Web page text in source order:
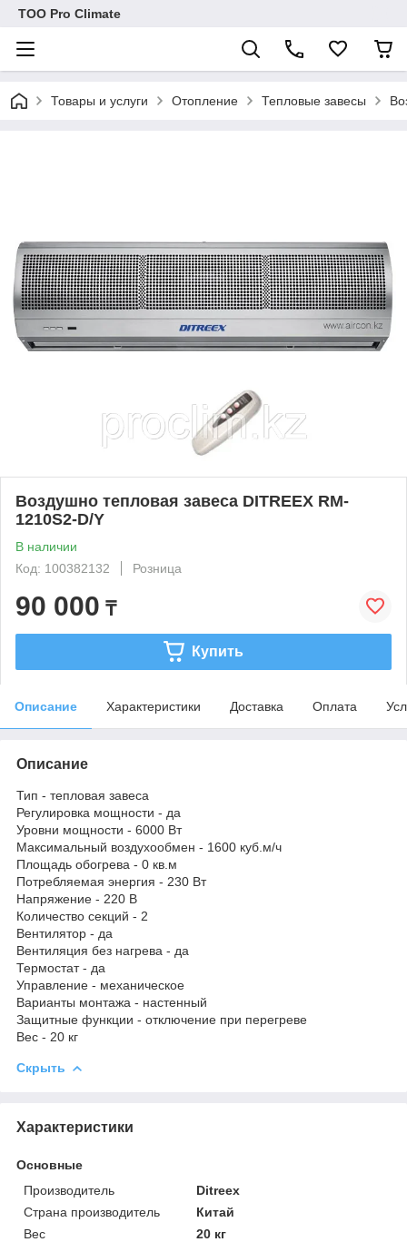
ТОО Pro Climate
Товары и услуги Отопление Тепловые завесы
Воздушно тепловая завеса DITREEX RM-
1210S2-D/Y
В наличии
Код: 100382132
Розница
90 000 ₸
Купить
Описание Характеристики Доставка Оплата
Описание
Тип - тепловая завеса
Регулировка мощности - да
Уровни мощности - 6000 Вт
Максимальный воздухообмен - 1600 куб.м/ч
Площадь обогрева - 0 кв.м
Потребляемая энергия - 230 Вт
Напряжение - 220 В
Количество секций - 2
Вентилятор - да
Вентиляция без нагрева - да
Термостат - да
Управление - механическое
Варианты монтажа - настенный
Защитные функции - отключение при перегреве
Вес - 20 кг
Скрыть
Характеристики
Основные
Производитель
Ditreex
Страна производитель
Китай
Вес
20 кг